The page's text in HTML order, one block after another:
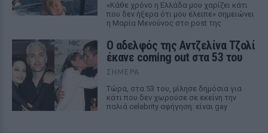
«Κάθε χρόνο η Ελλάδα μου χαρίζει κάτι
που δεν ήξερα ότι μου έλειπε» σημειώνει
η Μαρία Μενούνος στο post της
Ο αδελφός της Αντζελίνα Τζολί
έκανε coming out στα 53 του
ΣΉΜΕΡΑ
Τώρα, στα 53 του, μίλησε δημόσια για
κάτι που δεν χωρούσε σε εκείνη την
παλιά celebrity αφήγηση: είναι gay